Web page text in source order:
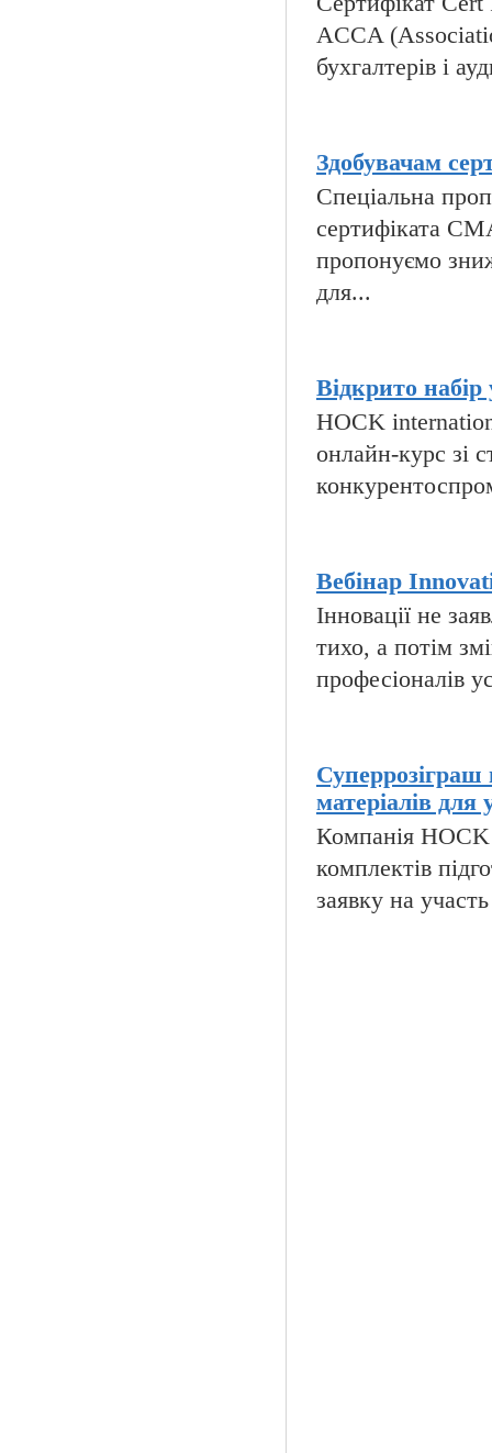
ACCA
бухгалтерів і
Здобувачам
Спеціальна
сертифіката
пропонуємо
для...
Відкрито
HOCK
онлайн-курс зі
Вебінар
Інновації не
тихо, а потім
професіоналів
Суперрозіграш
матеріалів для
Компанія
комплектів
заявку на